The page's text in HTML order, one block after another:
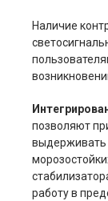
Наличие
позволяют
выдерживать
работу в